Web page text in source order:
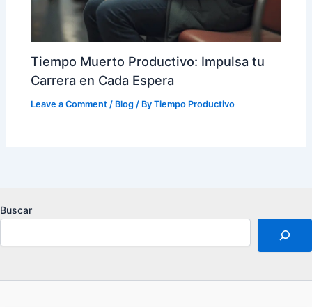
Tiempo Muerto Productivo: Impulsa tu
Carrera en Cada Espera
Leave a Comment / Blog / ByTiempo Productivo
Buscar